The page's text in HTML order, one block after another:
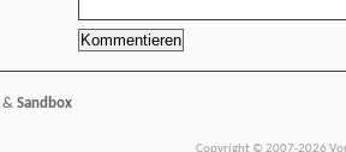
& Sandbox
Copyright © 2007-2026